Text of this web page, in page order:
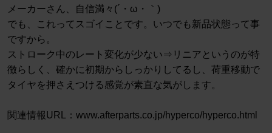
メーカーさん、自信満々(´・ω・｀)
でも、これってスゴイことです。いつでも新品状態って事
ですから。
ストローク中のレート変化が少ない⇒リニアというのが特
徴らしく、確かに初期からしっかりしてるし、荷重移動で
タイヤを押さえつける感覚が素直な気がします。
関連情報URL：www.afterparts.co.jp/hyperco/hyperco.html